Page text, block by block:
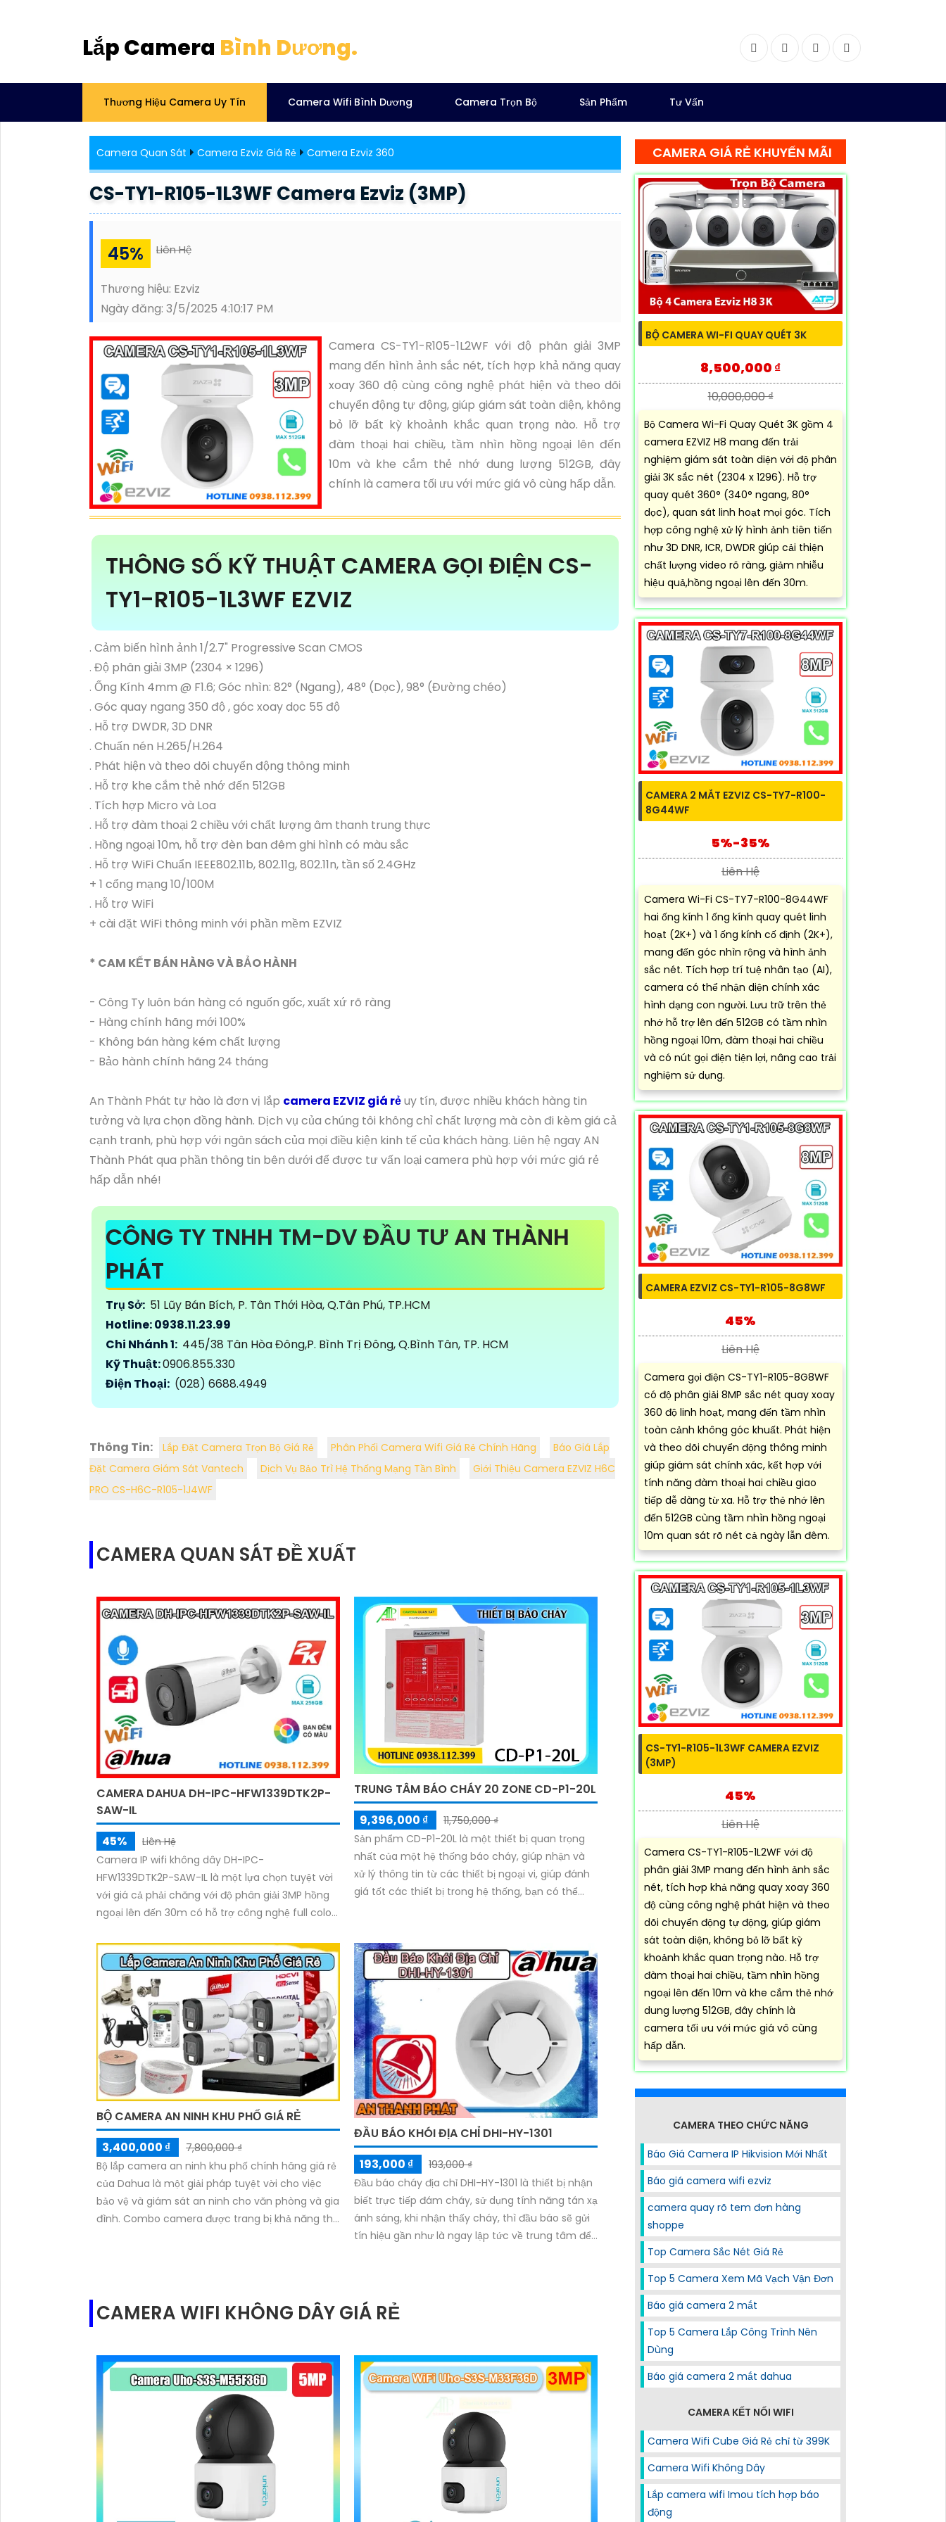
Lắp Camera Bình Dương. FacebookTwitter InstagramDribbble
Thương Hiệu Camera Uy Tín Camera Wifi Bình Dương Camera Trọn Bộ Sản Phẩm Tư Vấn
Camera Quan Sát Camera Ezviz Giá Rẻ Camera Ezviz 360
CS-TY1-R105-1L3WF Camera Ezviz (3MP)
45% Liên Hệ
Thương hiệu: Ezviz
Ngày đăng: 3/5/2025 4:10:17 PM
Camera CS-TY1-R105-1L2WF với độ phân giải 3MP
mang đến hình ảnh sắc nét, tích hợp khả năng quay
xoay 360 độ cùng công nghệ phát hiện và theo dõi
chuyển động tự động, giúp giám sát toàn diện, không
bỏ lỡ bất kỳ khoảnh khắc quan trọng nào. Hỗ trợ
đàm thoại hai chiều, tầm nhìn hồng ngoại lên đến
10m và khe cắm thẻ nhớ dung lượng 512GB, đây
chính là camera tối ưu với mức giá vô cùng hấp dẫn.
THÔNG SỐ KỸ THUẬT CAMERA GỌI ĐIỆN CS-
TY1-R105-1L3WF EZVIZ
. Cảm biến hình ảnh 1/2.7" Progressive Scan CMOS
. Độ phân giải 3MP (2304 × 1296)
. Ống Kính 4mm @ F1.6; Góc nhìn: 82° (Ngang), 48° (Dọc), 98° (Đường chéo)
. Góc quay ngang 350 độ , góc xoay dọc 55 độ
. Hỗ trợ DWDR, 3D DNR
. Chuấn nén H.265/H.264
. Phát hiện và theo dõi chuyển động thông minh
. Hỗ trợ khe cắm thẻ nhớ đến 512GB
. Tích hợp Micro và Loa
. Hỗ trợ đàm thoại 2 chiều với chất lượng âm thanh trung thực
. Hồng ngoại 10m, hỗ trợ đèn ban đêm ghi hình có màu sắc
. Hỗ trợ WiFi Chuẩn IEEE802.11b, 802.11g, 802.11n, tần số 2.4GHz
+ 1 cổng mạng 10/100M
. Hỗ trợ WiFi
+ cài đặt WiFi thông minh với phần mềm EZVIZ
* CAM KẾT BÁN HÀNG VÀ BẢO HÀNH
- Công Ty luôn bán hàng có nguốn gốc, xuất xứ rõ ràng
- Hàng chính hãng mới 100%
- Không bán hàng kém chất lượng
- Bảo hành chính hãng 24 tháng
An Thành Phát tự hào là đơn vị lắp camera EZVIZ giá rẻuy tín, được nhiều khách hàng tin
tưởng và lựa chọn đồng hành. Dịch vụ của chúng tôi không chỉ chất lượng mà còn đi kèm giá cả
cạnh tranh, phù hợp với ngân sách của mọi điều kiện kinh tế của khách hàng. Liên hệ ngay AN
Thành Phát qua phần thông tin bên dưới để được tư vấn loại camera phù hợp với mức giá rẻ
hấp dẫn nhé!
CÔNG TY TNHH TM-DV ĐẦU TƯ AN THÀNH
PHÁT
Trụ Sở: 51 Lũy Bán Bích, P. Tân Thới Hòa, Q.Tân Phú, TP.HCM
Hotline: 0938.11.23.99
Chi Nhánh 1: 445/38 Tân Hòa Đông,P. Bình Trị Đông, Q.Bình Tân, TP. HCM
Kỹ Thuật:0906.855.330
Điện Thoại: (028) 6688.4949
Thông Tin: Lắp Đặt Camera Trọn Bộ Giá Rẻ Phân Phối Camera Wifi Giá Rẻ Chính Hãng
Báo Giá Lắp
Đặt Camera Giám Sát Vantech
Dịch Vụ Bảo Trì Hệ Thống Mạng Tần Bình
Giới Thiệu Camera EZVIZ H6C
PRO CS-H6C-R105-1J4WF
CAMERA QUAN SÁT ĐỀ XUẤT
CAMERA DAHUA DH-IPC-HFW1339DTK2P-
SAW-IL
45%
Liên Hệ
Camera IP wifi không dây DH-IPC-
HFW1339DTK2P-SAW-IL là một lựa chọn tuyệt vời
với giá cả phải chăng với độ phân giải 3MP hồng
ngoại lên đến 30m có hỗ trợ công nghệ full color
camera để giám sát và bảo vệ tài sản của mình
giá rẻ phù hợp cho mọi gia đình.
TRUNG TÂM BÁO CHÁY 20 ZONE CD-P1-20L
9,396,000 ₫
11,750,000 ₫
Sản phẩm CD-P1-20L là một thiết bị quan trọng
nhất của một hệ thống báo cháy, giúp nhận và
xử lý thông tin từ các thiết bị ngoại vi, giúp đánh
giá tốt các thiết bị trong hệ thống, bạn có thể
BỘ CAMERA AN NINH KHU PHỐ GIÁ RẺ
3,400,000 ₫
7,800,000 ₫
Bộ lắp camera an ninh khu phố chính hãng giá rẻ
của Dahua là một giải pháp tuyệt vời cho việc
bảo vệ và giám sát an ninh cho văn phòng và gia
đình. Combo camera được trang bị khả năng thu
ĐẦU BÁO KHÓI ĐỊA CHỈ DHI-HY-1301
193,000 ₫
193,000 ₫
Đầu báo cháy địa chỉ DHI-HY-1301 là thiết bị nhận
biết trực tiếp đám cháy, sử dụng tính năng tán xạ
ánh sáng, khi nhận thấy cháy, thì đầu báo sẽ gửi
tín hiệu gần như là ngay lập tức về trung tâm để
CAMERA WIFI KHÔNG DÂY GIÁ RẺ
CAMERA GIÁ RẺ KHUYẾN MÃI
BỘ CAMERA WI-FI QUAY QUÉT 3K
8,500,000 ₫
10,000,000 ₫
Bộ Camera Wi-Fi Quay Quét 3K gồm 4
camera EZVIZ H8 mang đến trải
nghiệm giám sát toàn diện với độ phân
giải 3K sắc nét (2304 x 1296). Hỗ trợ
quay quét 360° (340° ngang, 80°
dọc), quan sát linh hoạt mọi góc. Tích
hợp công nghệ xử lý hình ảnh tiên tiến
như 3D DNR, ICR, DWDR giúp cải thiện
chất lượng video rõ ràng, giảm nhiễu
hiệu quả,hồng ngoại lên đến 30m.
CAMERA 2 MẮT EZVIZ CS-TY7-R100-
8G44WF
5%-35%
Liên Hệ
Camera Wi-Fi CS-TY7-R100-8G44WF
hai ống kính 1 ống kính quay quét linh
hoạt (2K+) và 1 ống kính cố định (2K+),
mang đến góc nhìn rộng và hình ảnh
sắc nét. Tích hợp trí tuệ nhân tạo (AI),
camera có thể nhận diện chính xác
hình dạng con người. Lưu trữ trên thẻ
nhớ hỗ trợ lên đến 512GB có tầm nhìn
hồng ngoại 10m, đàm thoại hai chiều
và có nút gọi điện tiện lợi, nâng cao trải
nghiệm sử dụng.
CAMERA EZVIZ CS-TY1-R105-8G8WF
45%
Liên Hệ
Camera gọi điện CS-TY1-R105-8G8WF
có độ phân giải 8MP sắc nét quay xoay
360 độ linh hoạt, mang đến tầm nhìn
toàn cảnh không góc khuất. Phát hiện
và theo dõi chuyển động thông minh
giúp giám sát chính xác, kết hợp với
tính năng đàm thoại hai chiều giao
tiếp dễ dàng từ xa. Hỗ trợ thẻ nhớ lên
đến 512GB cùng tầm nhìn hồng ngoại
10m quan sát rõ nét cả ngày lẫn đêm.
CS-TY1-R105-1L3WF CAMERA EZVIZ
(3MP)
45%
Liên Hệ
Camera CS-TY1-R105-1L2WF với độ
phân giải 3MP mang đến hình ảnh sắc
nét, tích hợp khả năng quay xoay 360
độ cùng công nghệ phát hiện và theo
dõi chuyển động tự động, giúp giám
sát toàn diện, không bỏ lỡ bất kỳ
khoảnh khắc quan trọng nào. Hỗ trợ
đàm thoại hai chiều, tầm nhìn hồng
ngoại lên đến 10m và khe cắm thẻ nhớ
dung lượng 512GB, đây chính là
camera tối ưu với mức giá vô cùng
hấp dẫn.
CAMERA THEO CHỨC NĂNG
Báo Giá Camera IP Hikvision Mới Nhất
Báo giá camera wifi ezviz
camera quay rõ tem đơn hàng
shoppe
Top Camera Sắc Nét Giá Rẻ
Top 5 Camera Xem Mã Vạch Vận Đơn
Báo giá camera 2 mắt
Top 5 Camera Lắp Công Trình Nên
Dùng
Báo giá camera 2 mắt dahua
CAMERA KẾT NỐI WIFI
Camera Wifi Cube Giá Rẻ chỉ từ 399K
Camera Wifi Không Dây
Lắp camera wifi Imou tích hợp báo
động